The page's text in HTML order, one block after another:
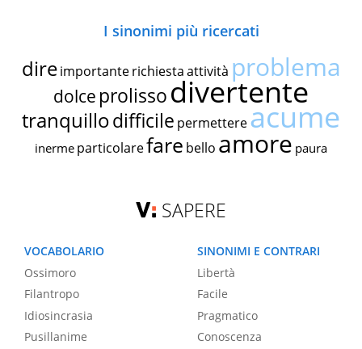
I sinonimi più ricercati
dire importante richiestaattività problema
dolce prolissodivertente
tranquillodifficile permettereacume
inerme particolarefare bello amore paura
SAPERE
VOCABOLARIO
Ossimoro
Filantropo
Idiosincrasia
Pusillanime
SINONIMI E CONTRARI
Libertà
Facile
Pragmatico
Conoscenza